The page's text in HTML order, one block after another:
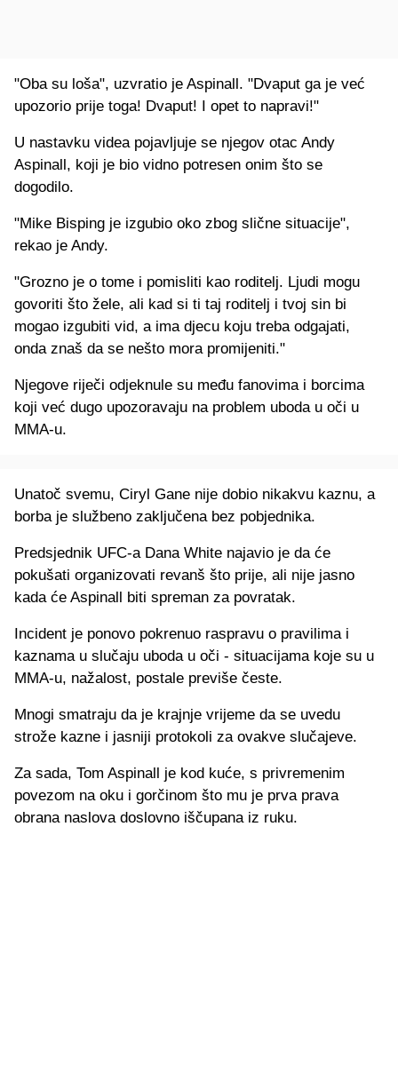
"Oba su loša", uzvratio je Aspinall. "Dvaput ga je već
upozorio prije toga! Dvaput! I opet to napravi!"
U nastavku videa pojavljuje se njegov otac Andy
Aspinall, koji je bio vidno potresen onim što se
dogodilo.
"Mike Bisping je izgubio oko zbog slične situacije",
rekao je Andy.
"Grozno je o tome i pomisliti kao roditelj. Ljudi mogu
govoriti što žele, ali kad si ti taj roditelj i tvoj sin bi
mogao izgubiti vid, a ima djecu koju treba odgajati,
onda znaš da se nešto mora promijeniti."
Njegove riječi odjeknule su među fanovima i borcima
koji već dugo upozoravaju na problem uboda u oči u
MMA-u.
Unatoč svemu, Ciryl Gane nije dobio nikakvu kaznu, a
borba je službeno zaključena bez pobjednika.
Predsjednik UFC-a Dana White najavio je da će
pokušati organizovati revanš što prije, ali nije jasno
kada će Aspinall biti spreman za povratak.
Incident je ponovo pokrenuo raspravu o pravilima i
kaznama u slučaju uboda u oči - situacijama koje su u
MMA-u, nažalost, postale previše česte.
Mnogi smatraju da je krajnje vrijeme da se uvedu
strože kazne i jasniji protokoli za ovakve slučajeve.
Za sada, Tom Aspinall je kod kuće, s privremenim
povezom na oku i gorčinom što mu je prva prava
obrana naslova doslovno iščupana iz ruku.